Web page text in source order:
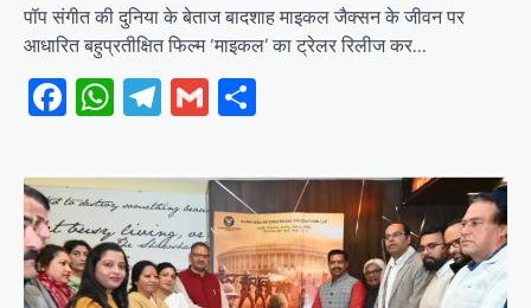
पॉप संगीत की दुनिया के बेताज बादशाह माइकल जैक्सन के जीवन पर
आधारित बहुप्रतीक्षित फिल्म ‘माइकल’ का ट्रेलर रिलीज कर…
Facebook
WhatsApp
Telegram
Gmail